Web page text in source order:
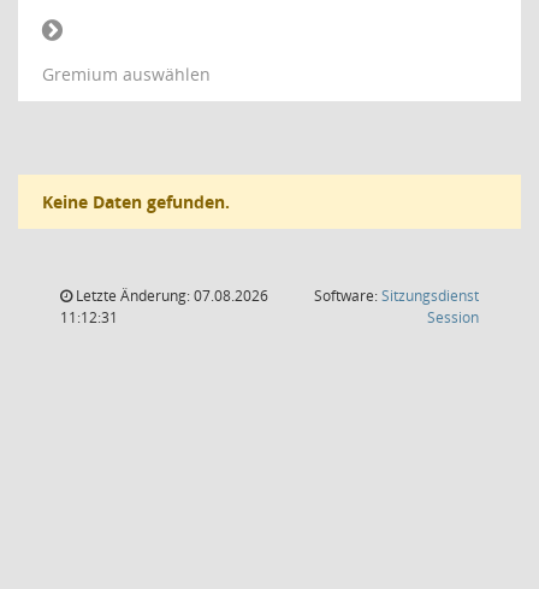
Gremium auswählen
Keine Daten gefunden.
Letzte Änderung: 07.08.2026
11:12:31
Software:Sitzungsdienst
Session(Wird in